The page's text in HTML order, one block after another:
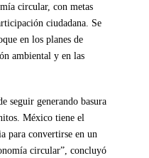
circular, con metas
ciudadana. Se
en los planes de
ambiental y en las
seguir generando basura
México tiene el
para convertirse en un
circular”, concluyó